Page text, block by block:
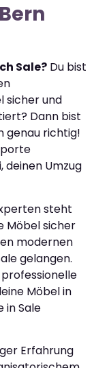
Sale? Du bist
sicher und
Dann bist
genau richtig!
deinen Umzug
steht
Möbel sicher
modernen
gelangen.
Möbel in
in Sale
Erfahrung